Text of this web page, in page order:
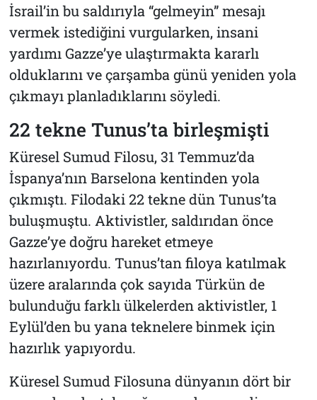
İsrail’in bu saldırıyla “gelmeyin” mesajı
vermek istediğini vurgularken, insani
yardımı Gazze’ye ulaştırmakta kararlı
olduklarını ve çarşamba günü yeniden yola
çıkmayı planladıklarını söyledi.
22 tekne Tunus’ta birleşmişti
Küresel Sumud Filosu, 31 Temmuz’da
İspanya’nın Barselona kentinden yola
çıkmıştı. Filodaki 22 tekne dün Tunus’ta
buluşmuştu. Aktivistler, saldırıdan önce
Gazze’ye doğru hareket etmeye
hazırlanıyordu. Tunus’tan filoya katılmak
üzere aralarında çok sayıda Türkün de
bulunduğu farklı ülkelerden aktivistler, 1
Eylül’den bu yana teknelere binmek için
hazırlık yapıyordu.
Küresel Sumud Filosuna dünyanın dört bir